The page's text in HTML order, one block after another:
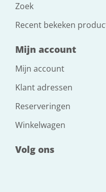
Zoek
Recent bekeken
Mijn account
Mijn account
Klant adressen
Reserveringen
Winkelwagen
Volg ons